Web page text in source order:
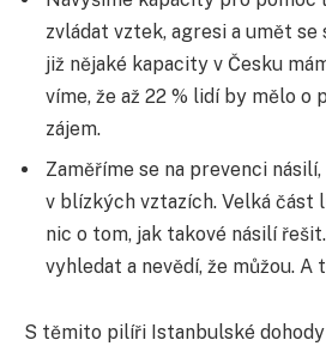
zvládat vztek, agresi a umět
již nějaké kapacity v Česku
víme, že až 22 % lidí by mělo o
zájem.
Zaměříme se na prevenci
v blízkých vztazích. Velká část
nic o tom, jak takové násilí
vyhledat a nevědí, že můžou. A
S těmito pilíři Istanbulské